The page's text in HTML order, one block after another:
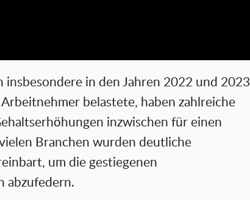
V
i
d
e
o
in den Jahren 2022 und 2023
belastete, haben zahlreiche
inzwischen für einen
Branchen wurden deutliche
um die gestiegenen
abzufedern.